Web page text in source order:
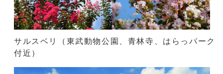
サルスベリ（東武動物公園、青林寺、はらっパーク
付近）